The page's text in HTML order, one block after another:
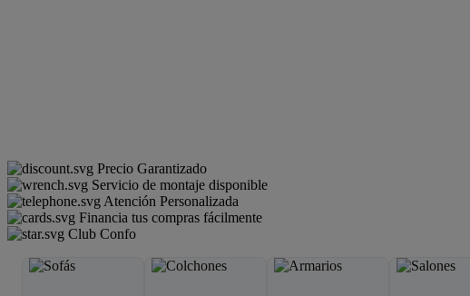
Precio Garantizado
Servicio de montaje disponible
Atención Personalizada
Financia tus compras fácilmente
Club Confo